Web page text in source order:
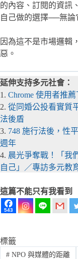
的內容、訂閱的資訊
自己做的選擇──無論
因為這不是市場邏輯
惡。
延伸支持多元社會：
1. Chrome 使用者推
2. 從同婚公投看實質
法後盾
3. 748 施行法後，性
週年
4. 晨光爭奪戰！「我
自己」／專訪多元教
這篇不能只有我看到
543
標籤
#NPO 與媒體的距離